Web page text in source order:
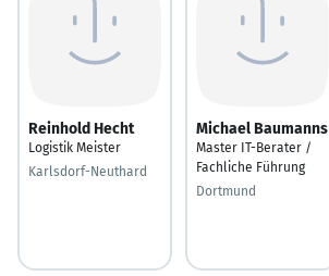
Reinhold Hecht
Logistik Meister
Karlsdorf-Neuthard
Michael Baumanns
Master IT-Berater /
Fachliche Führung
Dortmund